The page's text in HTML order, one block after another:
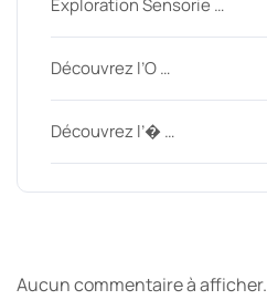
Exploration Sensorie …
Découvrez l’O …
Découvrez l’� …
Aucun commentaire à afficher.